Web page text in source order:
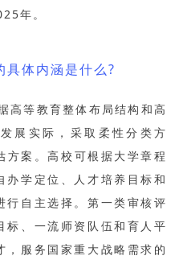
年。
具体内涵是什么?
高等教育整体布局结构和高
展实际，采取柔性分类方
方案。高校可根据大学章程
办学定位、人才培养目标和
行自主选择。第一类审核评
标、一流师资队伍和育人平
，服务国家重大战略需求的